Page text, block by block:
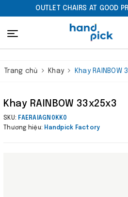
OUTLET CHAIRS AT GOOD
Trang chủ Khay Khay RAINBOW
Khay RAINBOW 33x25x3
SKU: FAERAIAGN0KK0
Thương hiệu: Handpick Factory